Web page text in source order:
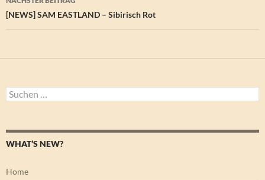
[NEWS] SAM EASTLAND – Sibirisch Rot
Suchen
nach:
WHAT’S NEW?
Home